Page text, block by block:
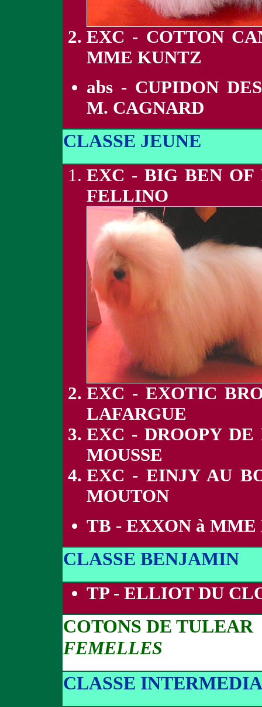
EXC - COTTON
MME KUNTZ
abs - CUPIDON
M. CAGNARD
CLASSE JEUNE
EXC - BIG BEN OF
FELLINO
EXC - EXOTIC
LAFARGUE
EXC - DROOPY
MOUSSE
EXC - EINJY AU
MOUTON
TB - EXXON à
CLASSE BENJAMIN
TP - ELLIOT DU
COTONS DE TULEAR
FEMELLES
CLASSE